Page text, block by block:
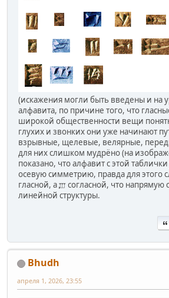
(искажения могли быть введены и на
алфавита, по причине того, что
широкой общественности вещи
глухих и звонких они уже начинают
взрывные, щелевые, велярные,
для них слишком мудрёно (на
показано, что алфавит с этой
осевую симметрию, правда для этого
гласной, а 𐎜 согласной, что напрямую
линейной структуры.
Bhudh
апреля 1, 2026, 23:55